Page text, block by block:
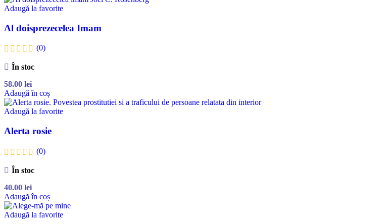
Adaugă la favorite
Al doisprezecelea Imam
(0)
În stoc
58.00 lei
Adaugă în coș
Adaugă la favorite
Alerta rosie
(0)
În stoc
40.00 lei
Adaugă în coș
Adaugă la favorite